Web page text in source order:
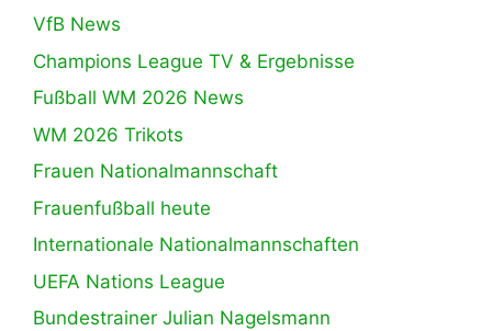
VfB News
Champions League TV & Ergebnisse
Fußball WM 2026 News
WM 2026 Trikots
Frauen Nationalmannschaft
Frauenfußball heute
Internationale Nationalmannschaften
UEFA Nations League
Bundestrainer Julian Nagelsmann